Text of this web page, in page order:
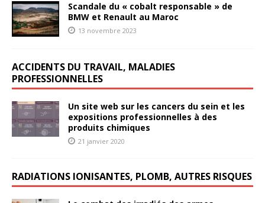
Scandale du « cobalt responsable » de
BMW et Renault au Maroc
13 novembre 2023
ACCIDENTS DU TRAVAIL, MALADIES
PROFESSIONNELLES
Un site web sur les cancers du sein et les
expositions professionnelles à des
produits chimiques
21 janvier 2020
RADIATIONS IONISANTES, PLOMB, AUTRES RISQUES